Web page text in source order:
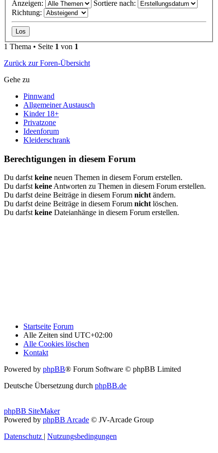
Anzeigen:
Sortiere nach:
Richtung:
1 Thema • Seite 1 von 1
Zurück zur Foren-Übersicht
Gehe zu
Pinnwand
Allgemeiner Austausch
Kinder 18+
Privatzone
Ideenforum
Kleiderschrank
Berechtigungen in diesem Forum
Du darfstkeine neuen Themen in diesem Forum erstellen.
Du darfstkeineAntworten zu Themen in diesem Forum erstellen.
Du darfst deine Beiträge in diesem Forum nichtändern.
Du darfst deine Beiträge in diesem Forum nichtlöschen.
Du darfstkeine Dateianhänge in diesem Forum erstellen.
Startseite Forum
Alle Zeiten sind UTC+02:00
Alle Cookies löschen
Kontakt
Powered by phpBB® Forum Software © phpBB Limited
Deutsche Übersetzung durch phpBB.de
phpBB SiteMaker
Powered by phpBB Arcade © JV-Arcade Group
Datenschutz | Nutzungsbedingungen